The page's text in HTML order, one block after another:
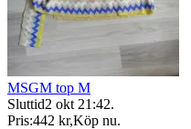
MSGM top M
Sluttid2 okt 21:42.
Pris:442 kr,Köp nu.